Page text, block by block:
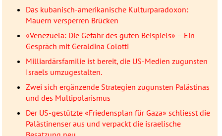
Das kubanisch-amerikanische Kulturparadoxon:
Mauern versperren Brücken
«Venezuela: Die Gefahr des guten Beispiels» – Ein
Gespräch mit Geraldina Colotti
Milliardärsfamilie ist bereit, die US-Medien zugunsten
Israels umzugestalten.
Zwei sich ergänzende Strategien zugunsten Palästinas
und des Multipolarismus
Der US-gestützte «Friedensplan für Gaza» schliesst die
Palästinenser aus und verpackt die israelische